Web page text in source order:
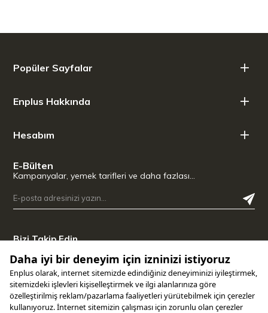
Popüler Sayfalar
Enplus Hakkında
Hesabım
E-Bülten
Kampanyalar, yemek tarifleri ve daha fazlası…
Bizi Takip Edin
Uygulamamızı İndirin